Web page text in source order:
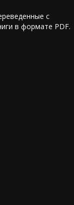
с
в формате PDF.